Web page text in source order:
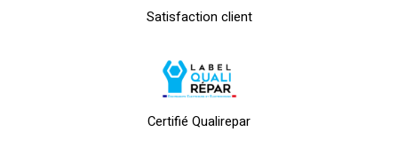
Satisfaction client
Certifié Qualirepar